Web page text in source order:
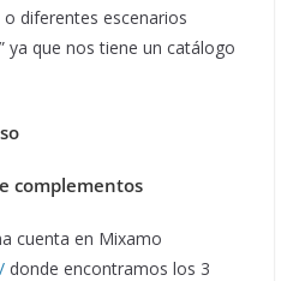
diferentes escenarios
ya que nos tiene un catálogo
complementos
cuenta en Mixamo
donde encontramos los 3